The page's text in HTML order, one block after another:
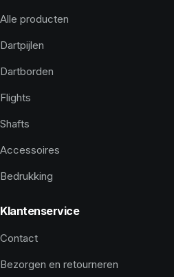
Alle producten
Dartpijlen
Dartborden
Flights
Shafts
Accessoires
Bedrukking
Klantenservice
Contact
Bezorgen en retourneren